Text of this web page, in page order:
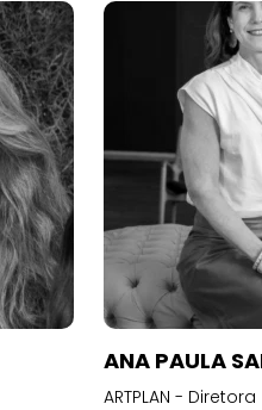
ANA PAULA
ARTPLAN -